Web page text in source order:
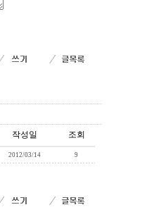
작성일 조회
2012/03/14 9